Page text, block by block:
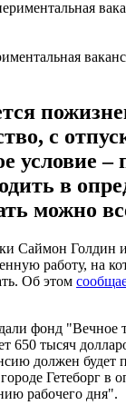
с
условие –
в
можно
Саймон Голдин
работу, на
Об этом
фонд "Вечное
650 тысяч
должен будет
Гетеборг в
рабочего дня".